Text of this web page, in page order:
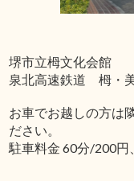
堺市立栂文化会館
泉北高速鉄道 栂・
お車でお越しの方は
ださい。
駐車料金 60分/200円